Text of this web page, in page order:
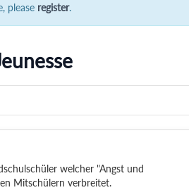
please register.
welcher "Angst und
Mitschülern verbreitet.